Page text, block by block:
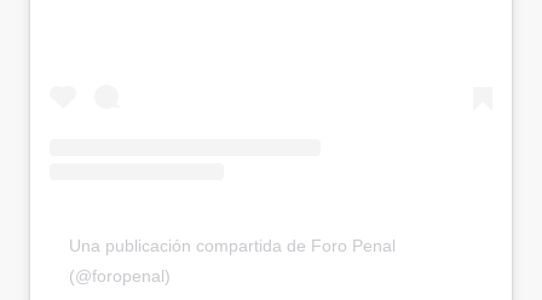
Una publicación compartida de Foro Penal
(@foropenal)